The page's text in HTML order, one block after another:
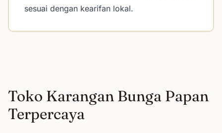
sesuai dengan kearifan lokal.
Toko Karangan Bunga Papan
Terpercaya